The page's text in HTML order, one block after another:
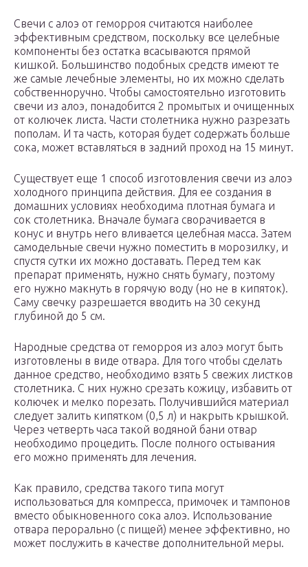
Свечи с алоэ от геморроя считаются наиболее
эффективным средством, поскольку все целебные
компоненты без остатка всасываются прямой
кишкой. Большинство подобных средств имеют те
же самые лечебные элементы, но их можно сделать
собственноручно. Чтобы самостоятельно изготовить
свечи из алоэ, понадобится 2 промытых и очищенных
от колючек листа. Части столетника нужно разрезать
пополам. И та часть, которая будет содержать больше
сока, может вставляться в задний проход на 15 минут.
Существует еще 1 способ изготовления свечи из алоэ
холодного принципа действия. Для ее создания в
домашних условиях необходима плотная бумага и
сок столетника. Вначале бумага сворачивается в
конус и внутрь него вливается целебная масса. Затем
самодельные свечи нужно поместить в морозилку, и
спустя сутки их можно доставать. Перед тем как
препарат применять, нужно снять бумагу, поэтому
его нужно макнуть в горячую воду (но не в кипяток).
Саму свечку разрешается вводить на 30 секунд
глубиной до 5 см.
Народные средства от геморроя из алоэ могут быть
изготовлены в виде отвара. Для того чтобы сделать
данное средство, необходимо взять 5 свежих листков
столетника. С них нужно срезать кожицу, избавить от
колючек и мелко порезать. Получившийся материал
следует залить кипятком (0,5 л) и накрыть крышкой.
Через четверть часа такой водяной бани отвар
необходимо процедить. После полного остывания
его можно применять для лечения.
Как правило, средства такого типа могут
использоваться для компресса, примочек и тампонов
вместо обыкновенного сока алоэ. Использование
отвара перорально (с пищей) менее эффективно, но
может послужить в качестве дополнительной меры.